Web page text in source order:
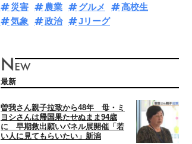
災害
農業 グルメ
高校生
気象
政治 Jリーグ
最新
曽我さん親子拉致から48年 母・ミ
ヨシさんは帰国果たせぬまま94歳
に 早期救出願いパネル展開催「若
い人に見てもらいたい」新潟